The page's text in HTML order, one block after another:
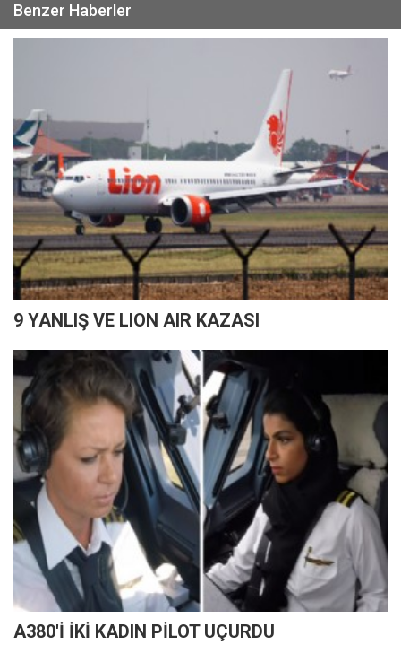
Benzer Haberler
9 YANLIŞ VE LION AIR KAZASI
A380'İ İKİ KADIN PİLOT UÇURDU